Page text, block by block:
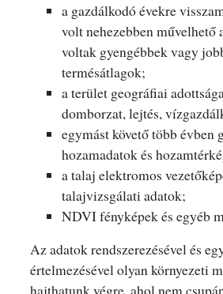
a gazdálkodó évekre
volt nehezebben művelhető
voltak gyengébbek vagy
termésátlagok;
a terület geográfiai
domborzat, lejtés,
egymást követő több évben
hozamadatok és
a talaj elektromos
talajvizsgálati adatok;
NDVI fényképek és egyéb
Az adatok rendszerezésével és
értelmezésével olyan környezeti